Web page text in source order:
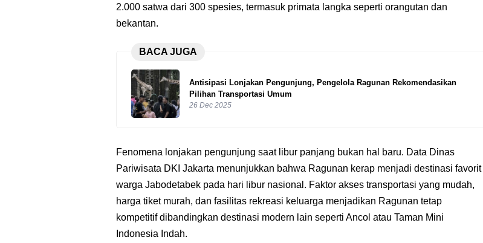
2.000 satwa dari 300 spesies, termasuk primata langka seperti orangutan dan
bekantan.
BACA JUGA
Antisipasi Lonjakan Pengunjung, Pengelola Ragunan Rekomendasikan
Pilihan Transportasi Umum
26 Dec 2025
Fenomena lonjakan pengunjung saat libur panjang bukan hal baru. Data Dinas
Pariwisata DKI Jakarta menunjukkan bahwa Ragunan kerap menjadi destinasi favorit
warga Jabodetabek pada hari libur nasional. Faktor akses transportasi yang mudah,
harga tiket murah, dan fasilitas rekreasi keluarga menjadikan Ragunan tetap
kompetitif dibandingkan destinasi modern lain seperti Ancol atau Taman Mini
Indonesia Indah.